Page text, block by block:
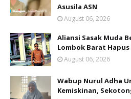
Asusila ASN
August 06, 2026
Aliansi Sasak Muda
Lombok Barat
August 06, 2026
Wabup Nurul Adha
Kemiskinan,